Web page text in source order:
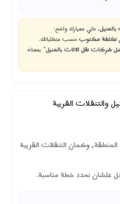
، خلي معيارك واضح:
تكلفة مكتوبحسب متطلباتك.
شركات نقل الاثاث بالمنيل” بمعناه
والتنقلات القريبة
وكمان التنقلات القريبة
علشان نحدد خطة مناسبة.